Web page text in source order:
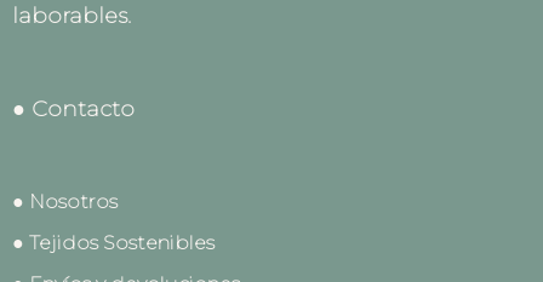
laborables.
● Contacto
● Nosotros
● Tejidos Sostenibles